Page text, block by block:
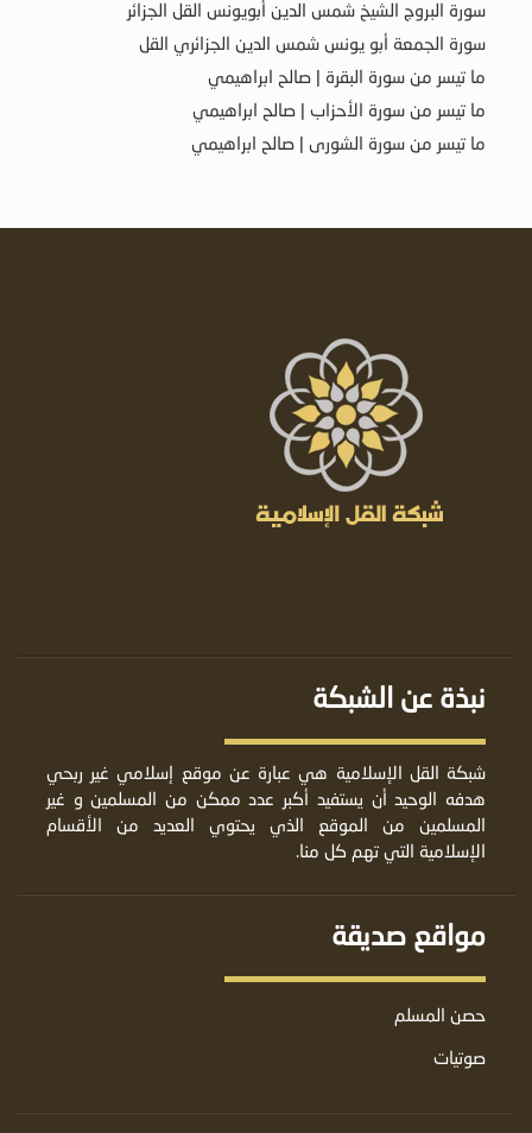
سورة البروج الشيخ شمس الدين أبويونس القل الجزائر
سورة الجمعة أبو يونس شمس الدين الجزائري القل
ما تيسر من سورة البقرة | صالح ابراهيمي
ما تيسر من سورة الأحزاب | صالح ابراهيمي
ما تيسر من سورة الشورى | صالح ابراهيمي
نبذة عن الشبكة
شبكة القل الإسلامية هي عبارة عن موقع إسلامي غير ربحي
هدفه الوحيد أن يستفيد أكبر عدد ممكن من المسلمين و غير
المسلمين من الموقع الذي يحتوي العديد من الأقسام
الإسلامية التي تهم كل منا.
مواقع صديقة
حصن المسلم
صوتيات